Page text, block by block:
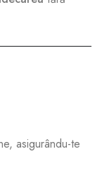
asigurându-te